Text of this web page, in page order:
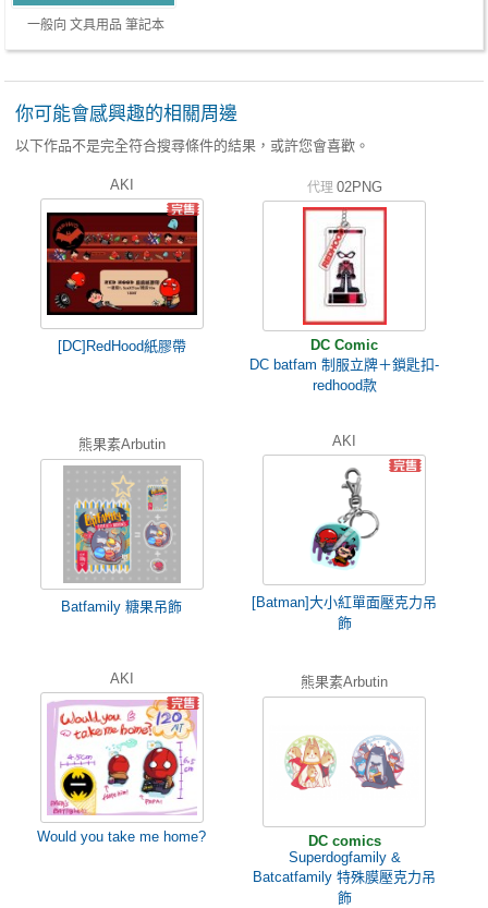
一般向 文具用品 筆記本
你可能會感興趣的相關周邊
以下作品不是完全符合搜尋條件的結果，或許您會喜歡。
AKI
[DC]RedHood紙膠帶
代理 02PNG
DC Comic
DC batfam 制服立牌＋鎖匙扣-
redhood款
熊果素Arbutin
Batfamily 糖果吊飾
AKI
[Batman]大小紅單面壓克力吊
飾
AKI
Would you take me home?
熊果素Arbutin
DC comics
Superdogfamily &
Batcatfamily 特殊膜壓克力吊
飾